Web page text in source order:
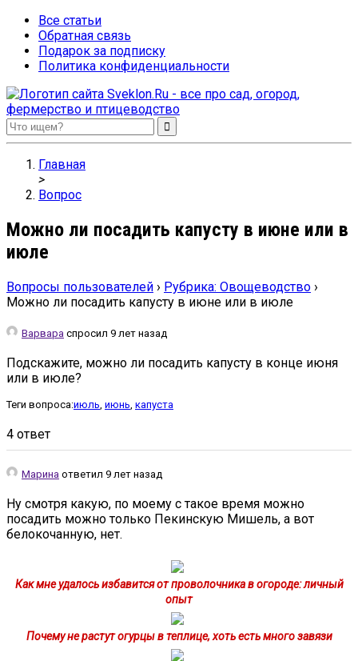
Все статьи
Обратная связь
Подарок за подписку
Политика конфиденциальности
Sveklon.Ru – все про сад, огород, фермерство и птицеводство
Главная
>
Вопрос
Можно ли посадить капусту в июне или в
июле
Вопросы пользователей › Рубрика: Овощеводство ›
Можно ли посадить капусту в июне или в июле
Варвара спросил 9 лет назад
Подскажите, можно ли посадить капусту в конце июня
или в июле?
Теги вопроса:июль июнь капуста
4 ответ
Марина ответил 9 лет назад
Ну смотря какую, по моему с такое время можно
посадить можно только Пекинскую Мишель, а вот
белокочанную, нет.
Как мне удалось избавится от проволочника в огороде: личный
опыт
Почему не растут огурцы в теплице, хоть есть много завязи